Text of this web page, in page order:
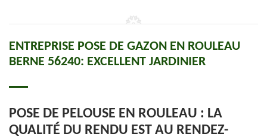
ENTREPRISE POSE DE GAZON EN ROULEAU
BERNE 56240: EXCELLENT JARDINIER
POSE DE PELOUSE EN ROULEAU : LA
QUALITÉ DU RENDU EST AU RENDEZ-